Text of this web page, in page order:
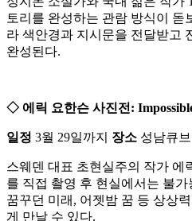
토리를 완성하는 관람 방식이 돋
라 색안경과 지시문을 전달받고
완성된다.
◇ 에릭 요한슨 사진전:
일정 3월 29일까지 장소 성남큐
스웨덴 대표 초현실주의 작가 에
를 직접 촬영 후 현실에서는 불
꿈꾸던 미래, 어젯밤 꿈 등 상상
게 만날 수 있다.